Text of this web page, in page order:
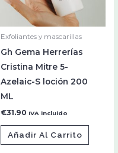
Exfoliantes y mascarillas
Gh Gema Herrerías
Cristina Mitre 5-
Azelaic-S loción 200
ML
€31.90 IVA incluido
Añadir Al Carrito